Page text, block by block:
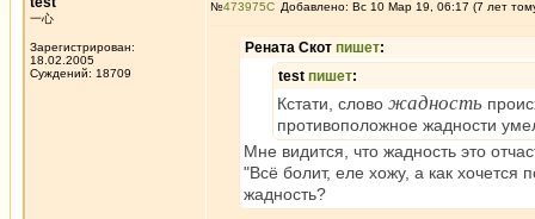
一心
Зарегистрирован:
18.02.2005
Суждений: 18709
№473975 Добавлено: Вс 10 Мар 19, 06:17 (7 лет
Рената Скот пишет:
test пишет:
Кстати, слово жадность
противоположное жадности
Мне видится, что жадность это
"Всё болит, еле хожу, а как хочется
жадность?